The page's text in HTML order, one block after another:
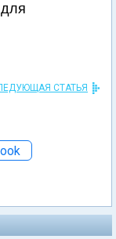
СТАТЬЯ